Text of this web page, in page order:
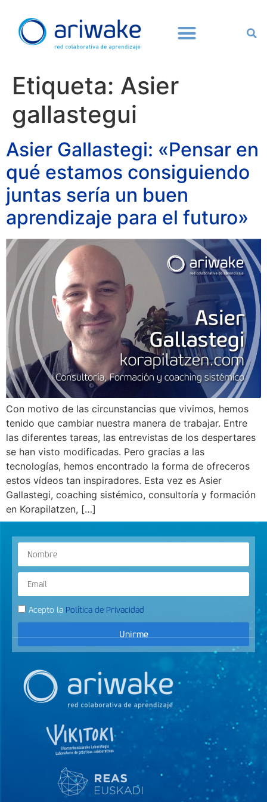
Etiqueta: Asier
gallastegui
Asier Gallastegi: «Pensar en
qué estamos consiguiendo
juntas sería un buen
aprendizaje para el futuro»
Con motivo de las circunstancias que vivimos, hemos
tenido que cambiar nuestra manera de trabajar. Entre
las diferentes tareas, las entrevistas de los despertares
se han visto modificadas. Pero gracias a las
tecnologías, hemos encontrado la forma de ofreceros
estos vídeos tan inspiradores. Esta vez es Asier
Gallastegi, coaching sistémico, consultoría y formación
en Korapilatzen, […]
Acepto la Política de Privacidad
Unirme